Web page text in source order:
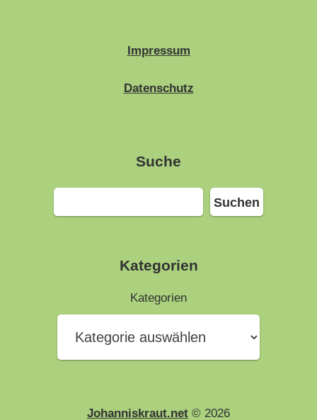
Impressum
Datenschutz
Suche
Suchen
Suchen
Kategorien
Kategorien
Johanniskraut.net © 2026